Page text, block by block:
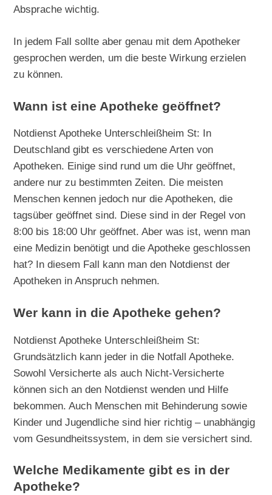
Absprache wichtig.
In jedem Fall sollte aber genau mit dem Apotheker
gesprochen werden, um die beste Wirkung erzielen
zu können.
Wann ist eine Apotheke geöffnet?
Notdienst Apotheke Unterschleißheim St: In
Deutschland gibt es verschiedene Arten von
Apotheken. Einige sind rund um die Uhr geöffnet,
andere nur zu bestimmten Zeiten. Die meisten
Menschen kennen jedoch nur die Apotheken, die
tagsüber geöffnet sind. Diese sind in der Regel von
8:00 bis 18:00 Uhr geöffnet. Aber was ist, wenn man
eine Medizin benötigt und die Apotheke geschlossen
hat? In diesem Fall kann man den Notdienst der
Apotheken in Anspruch nehmen.
Wer kann in die Apotheke gehen?
Notdienst Apotheke Unterschleißheim St:
Grundsätzlich kann jeder in die Notfall Apotheke.
Sowohl Versicherte als auch Nicht-Versicherte
können sich an den Notdienst wenden und Hilfe
bekommen. Auch Menschen mit Behinderung sowie
Kinder und Jugendliche sind hier richtig – unabhängig
vom Gesundheitssystem, in dem sie versichert sind.
Welche Medikamente gibt es in der
Apotheke?